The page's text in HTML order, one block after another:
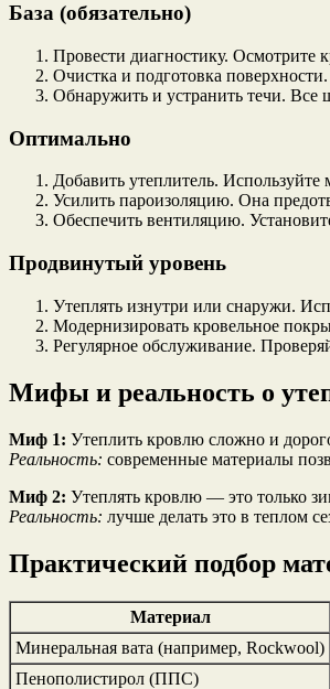
База (обязательно)
Провести диагностику. Осмотрите
Очистка и подготовка
Обнаружить и устранить течи. Все
Оптимально
Добавить утеплитель.
Усилить пароизоляцию. Она
Обеспечить вентиляцию.
Продвинутый уровень
Утеплять изнутри или снаружи.
Модернизировать кровельное
Регулярное обслуживание.
Мифы и реальность о
Миф 1: Утеплить кровлю сложно и
Реальность: современные материалы
Миф 2: Утеплять кровлю — это только
Реальность: лучше делать это в теплом
Практический подбор
Материал
Минеральная вата (например, Rockwool)
Пенополистирол (ППС)